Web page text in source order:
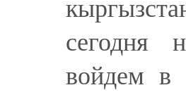
сегодня
войдем